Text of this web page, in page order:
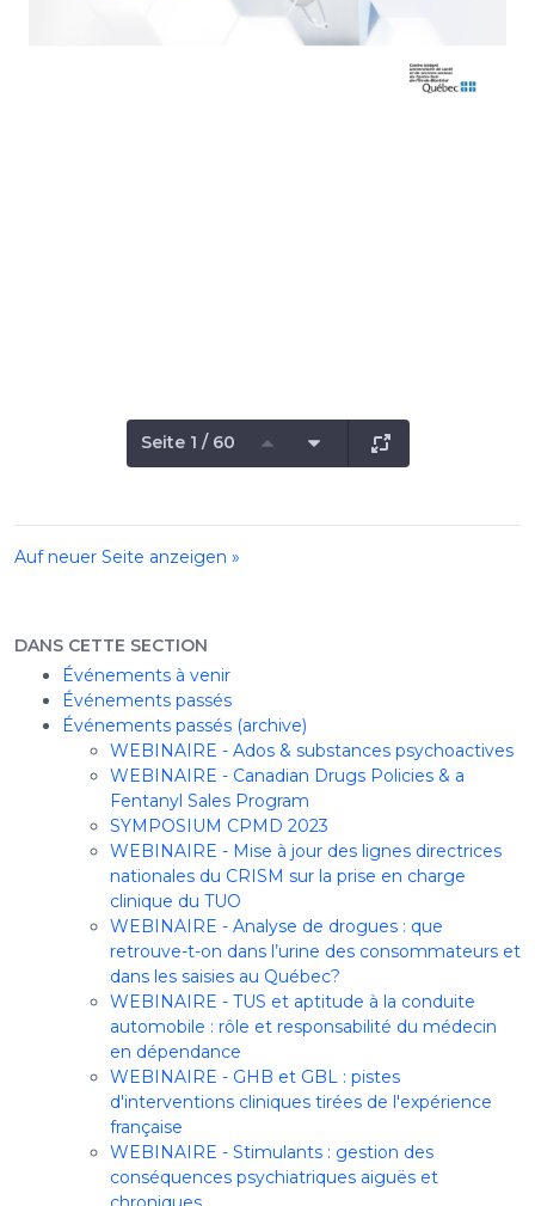
Seite 1 / 60
Auf neuer Seite anzeigen »
DANS CETTE SECTION
Événements à venir
Événements passés
Événements passés (archive)
WEBINAIRE - Ados & substances psychoactives
WEBINAIRE - Canadian Drugs Policies & a
Fentanyl Sales Program
SYMPOSIUM CPMD 2023
WEBINAIRE - Mise à jour des lignes directrices
nationales du CRISM sur la prise en charge
clinique du TUO
WEBINAIRE - Analyse de drogues : que
retrouve-t-on dans l’urine des consommateurs et
dans les saisies au Québec?
WEBINAIRE - TUS et aptitude à la conduite
automobile : rôle et responsabilité du médecin
en dépendance
WEBINAIRE - GHB et GBL : pistes
d'interventions cliniques tirées de l'expérience
française
WEBINAIRE - Stimulants : gestion des
conséquences psychiatriques aiguës et